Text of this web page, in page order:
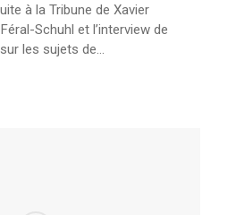
à la Tribune de Xavier
Schuhl et l’interview de
les sujets de…